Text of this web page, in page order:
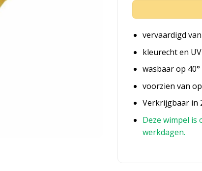
vervaardigd
kleurecht en
wasbaar op
voorzien van
Verkrijgbaar in
Deze wimpel is
werkdagen.